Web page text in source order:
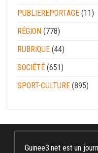
PUBLIEREPORTAGE (11)
RÉGION (778)
RUBRIQUE (44)
SOCIÉTÉ (651)
SPORT-CULTURE (895)
Guinee3.net est un